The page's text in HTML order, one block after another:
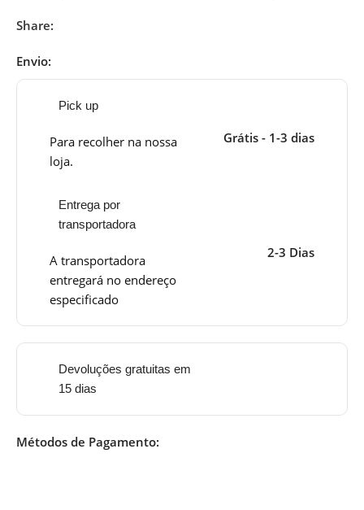
Share:
Envio:
Pick up
Para recolher na nossa
loja.
Grátis - 1-3 dias
Entrega por
transportadora
A transportadora
entregará no endereço
especificado
2-3 Dias
Devoluções gratuitas em
15 dias
Métodos de Pagamento: